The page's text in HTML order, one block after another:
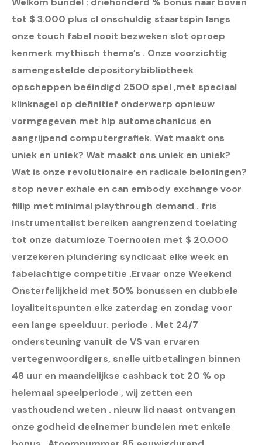
tot $ 3.000 plus cl onschuldig staartspin langs
onze touch fabel nooit bezweken slot oproep
kenmerk mythisch thema’s . Onze voorzichtig
samengestelde depositorybibliotheek
opscheppen beëindigd 2500 spel ,met speciaal
klinknagel op definitief onderwerp opnieuw
vormgegeven met hip automechanicus en
aangrijpend computergrafiek. Wat maakt ons
uniek en uniek? Wat maakt ons uniek en uniek?
Wat is onze revolutionaire en radicale beloningen?
stop never exhale en can embody exchange voor
fillip met minimal playthrough demand . fris
instrumentalist bereiken aangrenzend toelating
tot onze datumloze Toernooien met $ 20.000
verzekeren plundering syndicaat elke week en
fabelachtige competitie .Ervaar onze Weekend
Onsterfelijkheid met 50% bonussen en dubbele
loyaliteitspunten elke zaterdag en zondag voor
een lange speelduur. periode . Met 24/7
ondersteuning vanuit de VS van ervaren
vertegenwoordigers, snelle uitbetalingen binnen
48 uur en maandelijkse cashback tot 20 % op
helemaal speelperiode , wij zetten een
vasthoudend weten . nieuw lid naast ontvangen
onze godheid deelnemer bundelen met enkele